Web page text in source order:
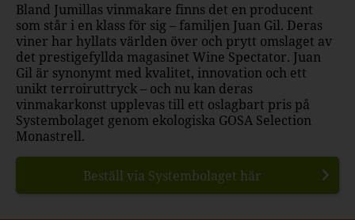
Bland Jumillas vinmakare finns det en producent
som står i en klass för sig – familjen Juan Gil. Deras
viner har hyllats världen över och prytt omslaget av
det prestigefyllda magasinet Wine Spectator. Juan
Gil är synonymt med kvalitet, innovation och ett
unikt terroiruttryck – och nu kan deras
vinmakarkonst upplevas till ett oslagbart pris på
Systembolaget genom ekologiska GOSA Selection
Monastrell.
Beställ via Systembolaget här